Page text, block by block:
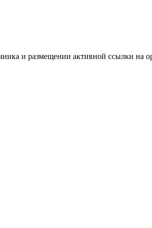
и размещении активной ссылки на